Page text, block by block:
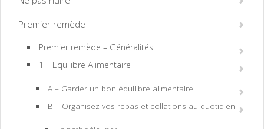
Premier remède
Premier remède – Généralités
1 – Equilibre Alimentaire
A – Garder un bon équilibre alimentaire
B – Organisez vos repas et collations au quotidien